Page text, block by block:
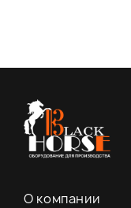
О компании